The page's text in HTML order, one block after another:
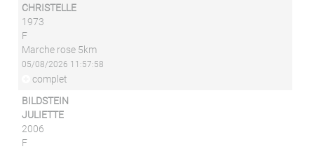
CHRISTELLE
1973
F
Marche rose 5km
05/08/2026 11:57:58
complet
BILDSTEIN
JULIETTE
2006
F